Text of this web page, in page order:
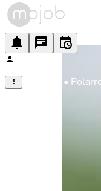
Pedagog •